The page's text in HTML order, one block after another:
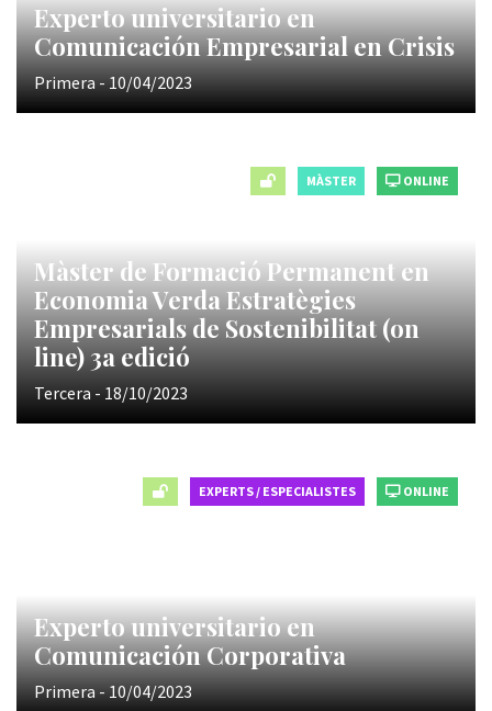
Experto universitario en
Comunicación Empresarial en Crisis
Primera - 10/04/2023
MÀSTER ONLINE
Màster de Formació Permanent en
Economia Verda Estratègies
Empresarials de Sostenibilitat (on
line) 3a edició
Tercera - 18/10/2023
EXPERTS / ESPECIALISTES ONLINE
Experto universitario en
Comunicación Corporativa
Primera - 10/04/2023